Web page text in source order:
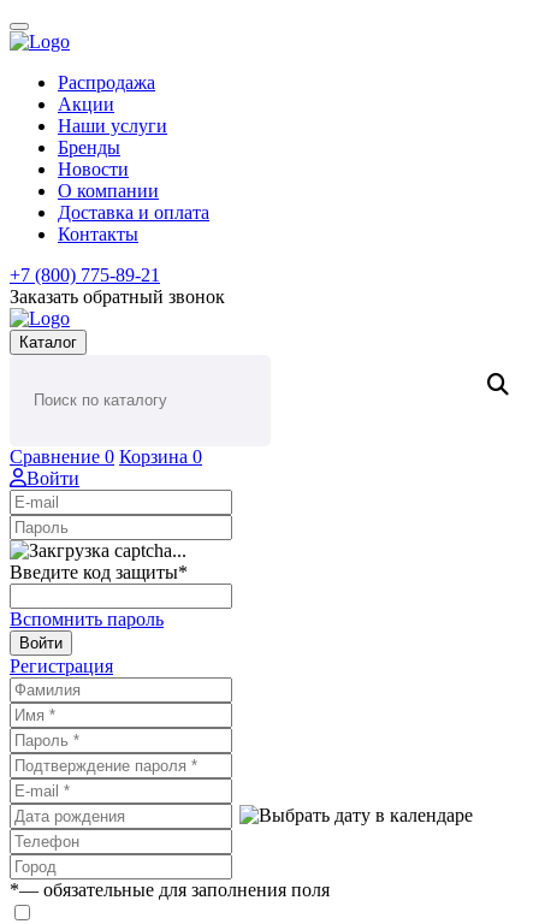
Распродажа
Акции
Наши услуги
Бренды
Новости
О компании
Доставка и оплата
Контакты
+7 (800) 775-89-21
Заказать обратный звонок
Каталог
Сравнение 0 Корзина 0
Войти
Введите код защиты*
Вспомнить пароль
Войти
Регистрация
*— обязательные для заполнения поля